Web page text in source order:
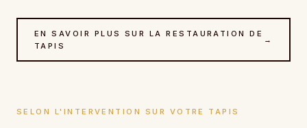
EN SAVOIR PLUS SUR LA RESTAURATION DE
TAPIS
→
SELON L'INTERVENTION SUR VOTRE TAPIS